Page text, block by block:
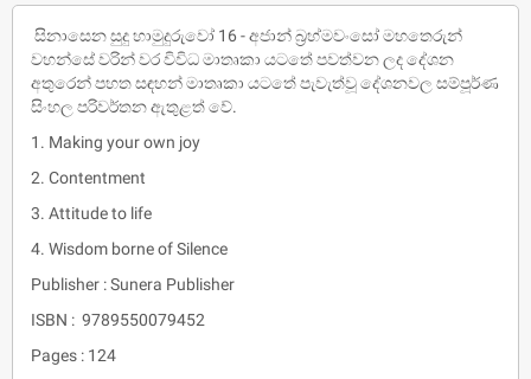
සිනාසෙන සුදු හාමුදුරුවෝ 16 - අජාන් බ්‍රහ්මවංසෝ මහතෙරුන්
වහන්සේ වරින් වර විවිධ මාතෘකා යටතේ පවත්වන ලද දේශන
අතුරෙන් පහත සඳහන් මාතෘකා යටතේ පැවැත්වූ දේශනවල සම්පූර්ණ
සිංහල පරිවර්තන ඇතුළත් වේ.
1. Making your own joy
2. Contentment
3. Attitude to life
4. Wisdom borne of Silence
Publisher : Sunera Publisher
ISBN : 9789550079452
Pages : 124